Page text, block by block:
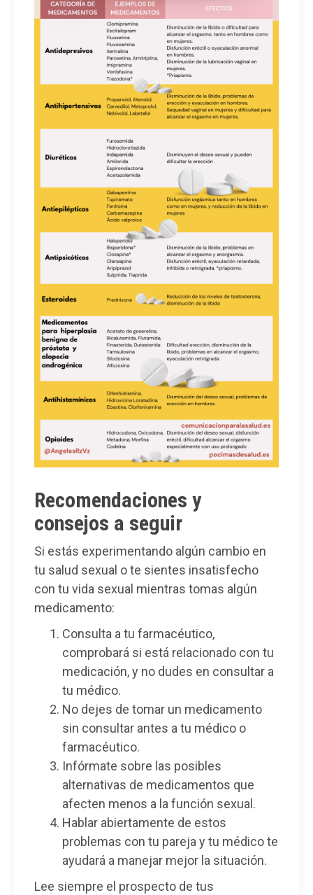
Recomendaciones y
consejos a seguir
Si estás experimentando algún cambio en
tu salud sexual o te sientes insatisfecho
con tu vida sexual mientras tomas algún
medicamento:
Consulta a tu farmacéutico,
comprobará si está relacionado con tu
medicación, y no dudes en consultar a
tu médico.
No dejes de tomar un medicamento
sin consultar antes a tu médico o
farmacéutico.
Infórmate sobre las posibles
alternativas de medicamentos que
afecten menos a la función sexual.
Hablar abiertamente de estos
problemas con tu pareja y tu médico te
ayudará a manejar mejor la situación.
Lee siempre el prospecto de tus